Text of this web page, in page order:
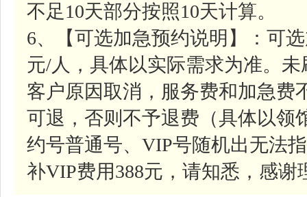
不足10天部分按照10天计算。
6、【可选加急预约说明】：可
元/人，具体以实际需求为准。
客户原因取消，服务费和加急费
可退，否则不予退费（具体以领
约号普通号、VIP号随机出无法
补VIP费用388元，请知悉，感谢